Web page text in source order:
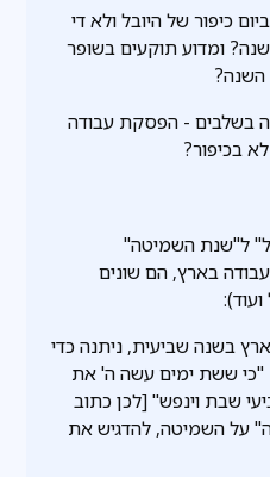
כיפור של היובל ולא די
ומדוע תוקעים בשופר
השנה?
בשלבים - הפסקת עבודה
בכיפור?
ל"שנת השמיטה"
בארץ, הם שונים
בשנה שביעית, ניתנה כדי
"כי ששת ימים עשה ה' את
שבת וינפש" [לכן כתוב
על השמיטה, להדגיש את